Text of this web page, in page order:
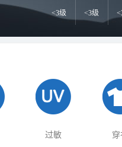
<3级 <3级
过敏 穿